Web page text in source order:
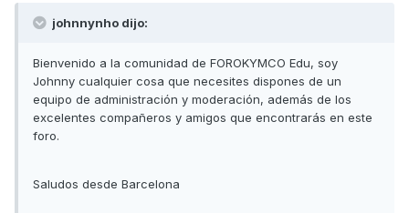
johnnynho dijo:
Bienvenido a la comunidad de FOROKYMCO Edu, soy
Johnny cualquier cosa que necesites dispones de un
equipo de administración y moderación, además de los
excelentes compañeros y amigos que encontrarás en este
foro.
Saludos desde Barcelona